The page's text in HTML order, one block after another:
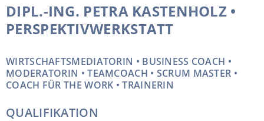
DIPL.-ING. PETRA KASTENHOLZ •
PERSPEKTIVWERKSTATT
WIRTSCHAFTSMEDIATORIN • BUSINESS COACH •
MODERATORIN • TEAMCOACH • SCRUM MASTER •
COACH FÜR THE WORK • TRAINERIN
QUALIFIKATION